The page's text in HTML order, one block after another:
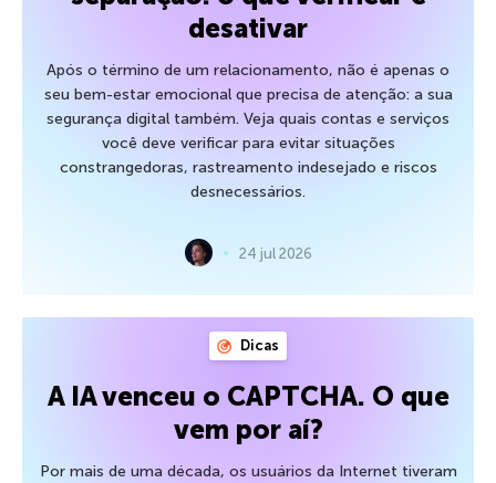
desativar
Após o término de um relacionamento, não é apenas o
seu bem-estar emocional que precisa de atenção: a sua
segurança digital também. Veja quais contas e serviços
você deve verificar para evitar situações
constrangedoras, rastreamento indesejado e riscos
desnecessários.
24 jul 2026
Dicas
A IA venceu o CAPTCHA. O que
vem por aí?
Por mais de uma década, os usuários da Internet tiveram